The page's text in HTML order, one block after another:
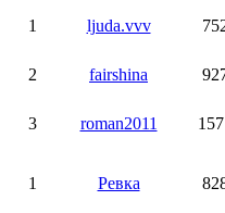
1 ljuda.vvv
2 fairshina
3 roman2011
1 Ревка